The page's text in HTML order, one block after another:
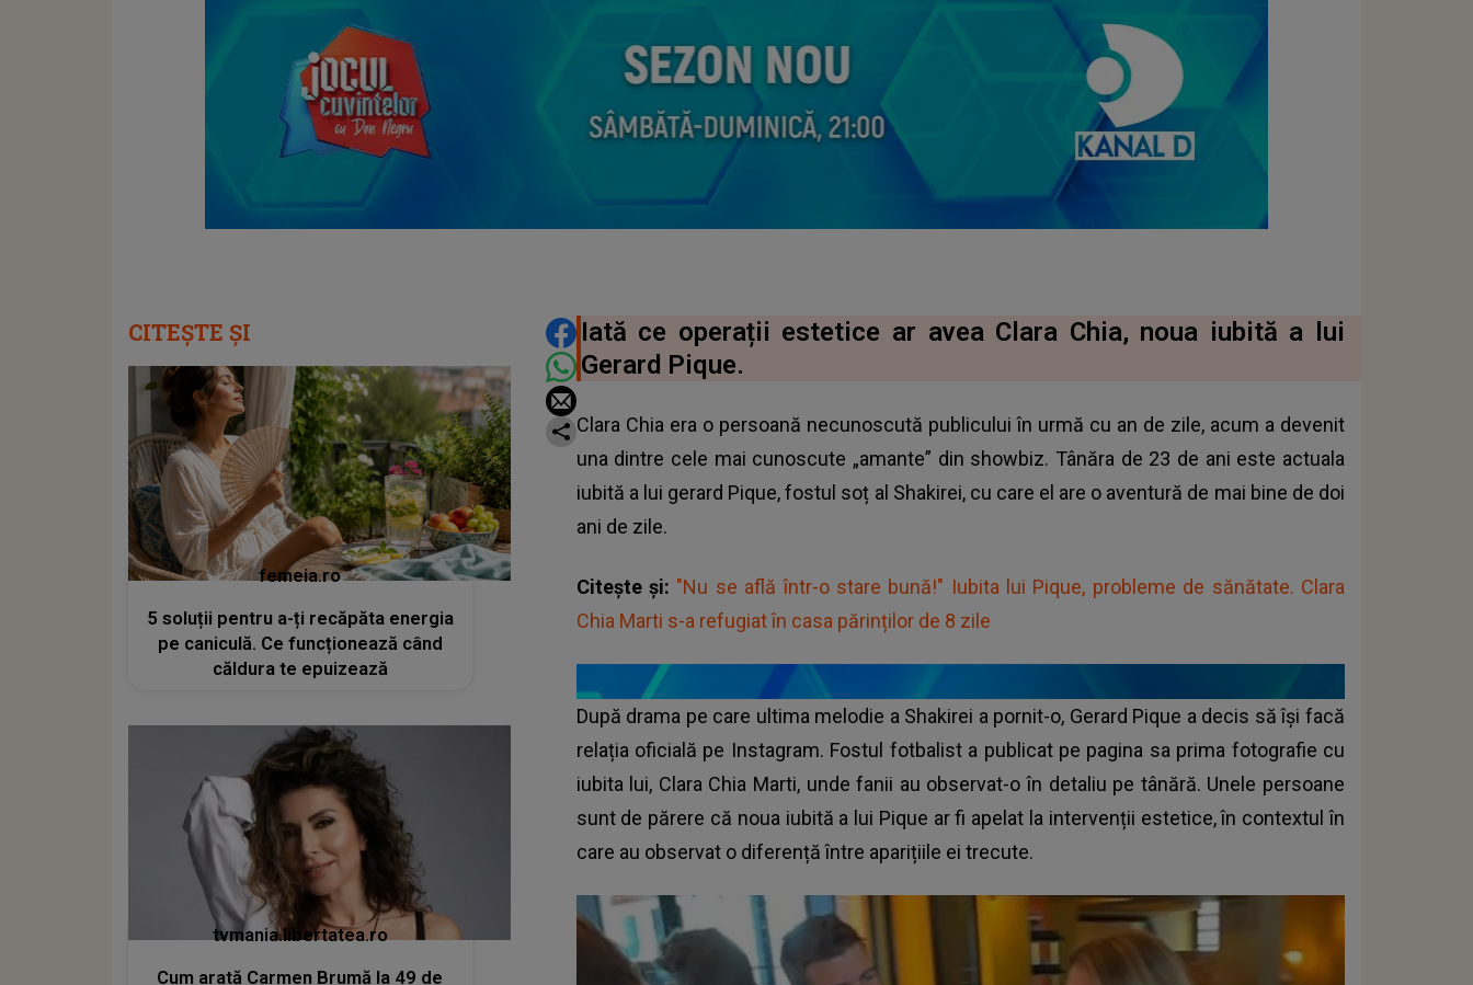
DISTRIBUIE ARTICOLUL
Iată ce operații estetice ar avea Clara Chia, noua iubită a lui
Gerard Pique.
Clara Chia era o persoană necunoscută publicului în urmă cu an de zile, acum a devenit
una dintre cele mai cunoscute „amante” din showbiz. Tânăra de 23 de ani este actuala
iubită a lui gerard Pique, fostul soț al Shakirei, cu care el are o aventură de mai bine de doi
ani de zile.
Citește și: "Nu se află într-o stare bună!" Iubita lui Pique, probleme de sănătate. Clara
Chia Marti s-a refugiat în casa părinților de 8 zile
După drama pe care ultima melodie a Shakirei a pornit-o, Gerard Pique a decis să își facă
relația oficială pe Instagram. Fostul fotbalist a publicat pe pagina sa prima fotografie cu
iubita lui, Clara Chia Marti, unde fanii au observat-o în detaliu pe tânără. Unele persoane
sunt de părere că noua iubită a lui Pique ar fi apelat la intervenții estetice, în contextul în
care au observat o diferență între aparițiile ei trecute.
CITEȘTE ȘI
femeia.ro
5 soluții pentru a-ți recăpăta energia
pe caniculă. Ce funcționează când
căldura te epuizează
tvmania.libertatea.ro
Cum arată Carmen Brumă la 49 de